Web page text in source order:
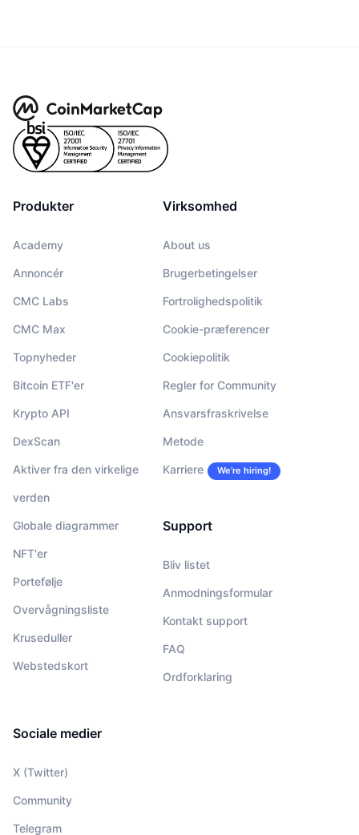
Produkter
Academy
Annoncér
CMC Labs
CMC Max
Topnyheder
Bitcoin ETF'er
Krypto API
DexScan
Aktiver fra den virkelige
verden
Globale diagrammer
NFT'er
Portefølje
Overvågningsliste
Kruseduller
Webstedskort
Virksomhed
About us
Brugerbetingelser
Fortrolighedspolitik
Cookie-præferencer
Cookiepolitik
Regler for Community
Ansvarsfraskrivelse
Metode
Karriere We’re hiring!
Support
Bliv listet
Anmodningsformular
Kontakt support
FAQ
Ordforklaring
Sociale medier
X (Twitter)
Community
Telegram